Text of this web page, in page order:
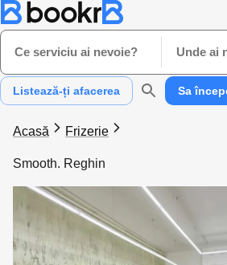
Ce serviciu ai nevoie? Unde ai
Listează-ți afacerea Sa
Acasă Frizerie
Smooth. Reghin